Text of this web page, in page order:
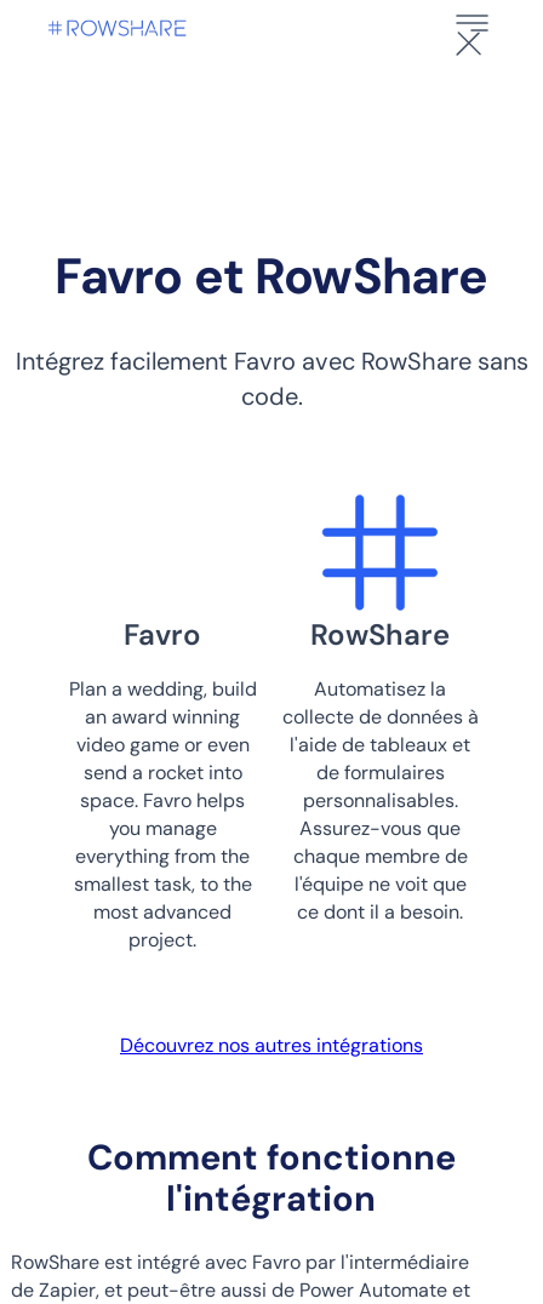
Favro et RowShare
Intégrez facilement Favro avec RowShare sans
code.
Favro
Plan a wedding, build
an award winning
video game or even
send a rocket into
space. Favro helps
you manage
everything from the
smallest task, to the
most advanced
project.
RowShare
Automatisez la
collecte de données à
l'aide de tableaux et
de formulaires
personnalisables.
Assurez-vous que
chaque membre de
l'équipe ne voit que
ce dont il a besoin.
Découvrez nos autres intégrations
Comment fonctionne
l'intégration
RowShare est intégré avec Favro par l'intermédiaire
de Zapier, et peut-être aussi de Power Automate et